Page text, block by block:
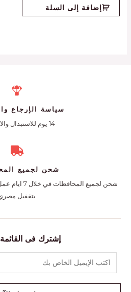
إضافة إلى السلة
سياسة الإرجاع
14 يوم للاستبدال والاسترجاع
شحن لجميع
شحن لجميع
بتقفيل
إشترك فى القائمة